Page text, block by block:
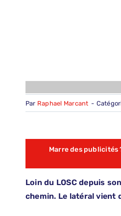
Par Raphael Marcant -
Marre des
Loin du LOSC depuis
chemin. Le latéral vient